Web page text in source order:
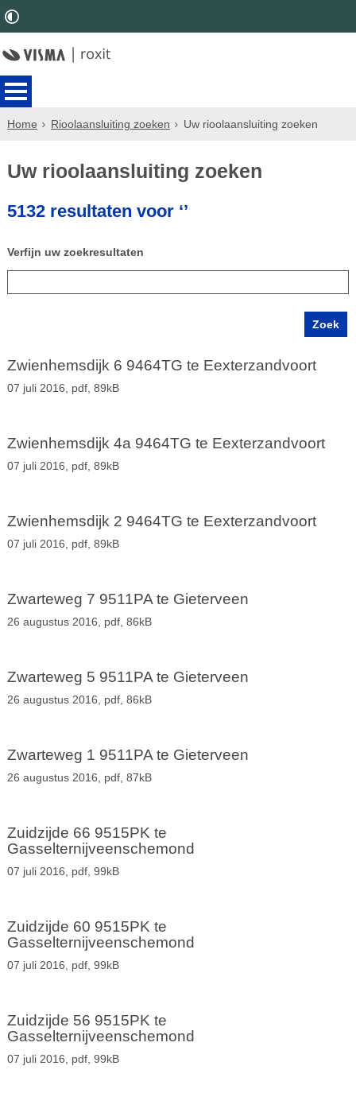
Home Rioolaansluiting zoeken Uw rioolaansluiting zoeken
Uw rioolaansluiting zoeken
5132 resultaten voor ‘’
Verfijn uw zoekresultaten
Zwienhemsdijk 6 9464TG te Eexterzandvoort
07 juli 2016, pdf, 89kB
Zwienhemsdijk 4a 9464TG te Eexterzandvoort
07 juli 2016, pdf, 89kB
Zwienhemsdijk 2 9464TG te Eexterzandvoort
07 juli 2016, pdf, 89kB
Zwarteweg 7 9511PA te Gieterveen
26 augustus 2016, pdf, 86kB
Zwarteweg 5 9511PA te Gieterveen
26 augustus 2016, pdf, 86kB
Zwarteweg 1 9511PA te Gieterveen
26 augustus 2016, pdf, 87kB
Zuidzijde 66 9515PK te
Gasselternijveenschemond
07 juli 2016, pdf, 99kB
Zuidzijde 60 9515PK te
Gasselternijveenschemond
07 juli 2016, pdf, 99kB
Zuidzijde 56 9515PK te
Gasselternijveenschemond
07 juli 2016, pdf, 99kB